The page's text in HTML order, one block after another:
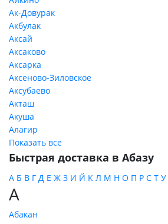
Ак-Довурак
Акбулак
Аксай
Аксаково
Аксарка
Аксеново-Зиловское
Аксубаево
Акташ
Акуша
Алагир
Показать все
Быстрая доставка в Абазу
А Б В Г Д Е Ж З И Й К Л М Н О П Р С Т У
А
Абакан